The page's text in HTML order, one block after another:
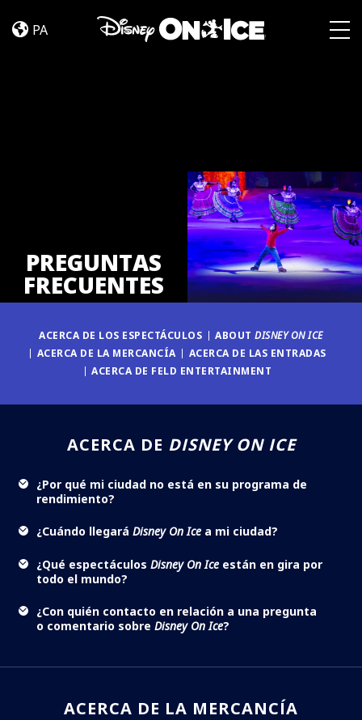
FRECUENTES
PA
PREGUNTAS
FRECUENTES
ACERCA DE LOS ESPECTÁCULOS ABOUTDISNEY ON ICE
ACERCA DE LA MERCANCÍA
ACERCA DE LAS ENTRADAS
ACERCA DE FELD ENTERTAINMENT
ACERCA DE DISNEY ON ICE
¿Por qué mi ciudad no está en su programa de
rendimiento?
¿Cuándo llegará Disney On Ice a mi ciudad?
¿Qué espectáculos Disney On Ice están en gira por
todo el mundo?
¿Con quién contacto en relación a una pregunta
o comentario sobre Disney On Ice?
ACERCA DE LA MERCANCÍA